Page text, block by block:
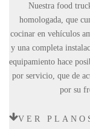
Nuestra food
homologada, que
cocinar en vehículos
y una completa
equipamiento hace
por servicio, que de
por su
VER